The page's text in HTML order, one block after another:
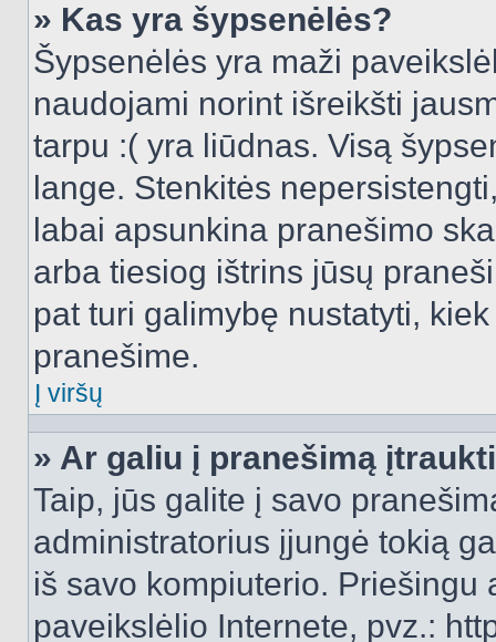
» Kas yra šypsenėlės?
Šypsenėlės yra maži
naudojami norint išreikšti
tarpu :( yra liūdnas. Visą
lange. Stenkitės
labai apsunkina pranešimo
arba tiesiog ištrins jūsų
pat turi galimybę nustatyti,
pranešime.
Į viršų
» Ar galiu į pranešimą
Taip, jūs galite į savo
administratorius įjungė tokią
iš savo kompiuterio.
paveikslėlio Internete, pvz.: